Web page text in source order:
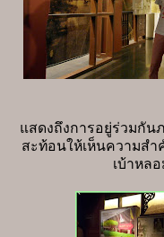
แสดงถึงการอยู่ร่วมกัน
สะท้อนให้เห็นความส
เบ้าหล